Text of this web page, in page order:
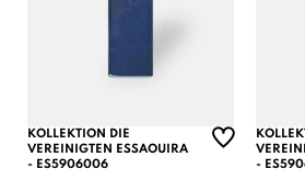
KOLLEKTION DIE
VEREINIGTEN ESSAOUIRA
- ES5906006
-